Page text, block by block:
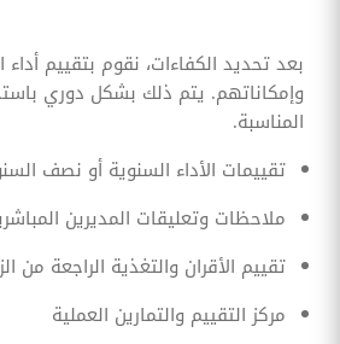
بعد تحديد الكفاءات، نقوم بتقييم
وإمكاناتهم. يتم ذلك بشكل دوري
المناسبة.
تقييمات الأداء السنوية أو نصف
ملاحظات وتعليقات المديرين
تقييم الأقران والتغذية الراجعة من
مركز التقييم والتمارين العملية